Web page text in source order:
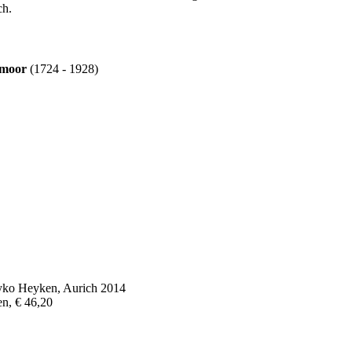
(1724 - 1928)
Heyken, Aurich 2014
€ 46,20